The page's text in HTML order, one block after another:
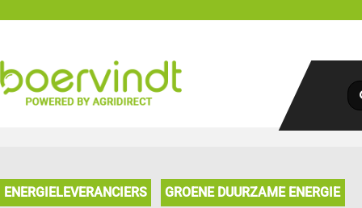
ENERGIELEVERANCIERS GROENE DUURZAME ENERGIE